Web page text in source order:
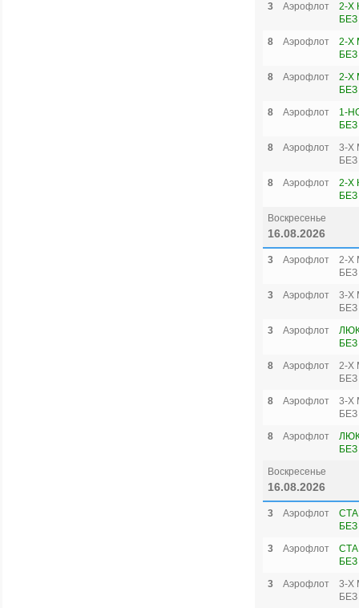
3
Аэрофлот
2-Х
8
Аэрофлот
2-Х
8
Аэрофлот
2-Х
8
Аэрофлот
1-
8
Аэрофлот
3-Х
8
Аэрофлот
2-Х
Воскресенье
16.08.2026
3 Аэрофлот
2-Х
3
Аэрофлот
3-Х
3
Аэрофлот
8
Аэрофлот
2-Х
8
Аэрофлот
3-Х
8
Аэрофлот
Воскресенье
16.08.2026
3 Аэрофлот
3
Аэрофлот
3
Аэрофлот
3-Х